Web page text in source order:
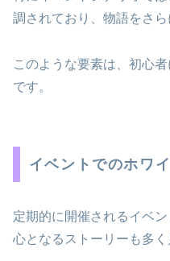
調されており、物語をさら
このような要素は、初心
です。
イベントでのホワ
定期的に開催されるイベ
心となるストーリーも多く